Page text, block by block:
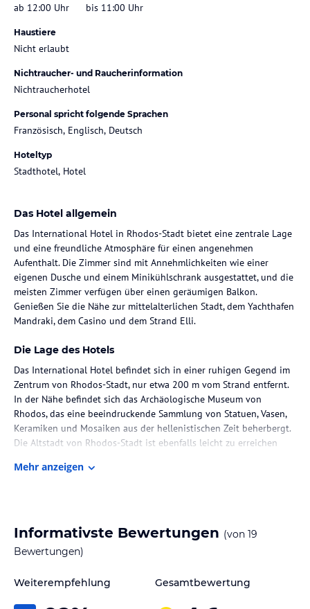
ab 12:00 Uhr bis 11:00 Uhr
Haustiere
Nicht erlaubt
Nichtraucher- und Raucherinformation
Nichtraucherhotel
Personal spricht folgende Sprachen
Französisch, Englisch, Deutsch
Hoteltyp
Stadthotel, Hotel
Das Hotel allgemein
Das International Hotel in Rhodos-Stadt bietet eine zentrale Lage
und eine freundliche Atmosphäre für einen angenehmen
Aufenthalt. Die Zimmer sind mit Annehmlichkeiten wie einer
eigenen Dusche und einem Minikühlschrank ausgestattet, und die
meisten Zimmer verfügen über einen geräumigen Balkon.
Genießen Sie die Nähe zur mittelalterlichen Stadt, dem Yachthafen
Mandraki, dem Casino und dem Strand Elli.
Die Lage des Hotels
Das International Hotel befindet sich in einer ruhigen Gegend im
Zentrum von Rhodos-Stadt, nur etwa 200 m vom Strand entfernt.
In der Nähe befindet sich das Archäologische Museum von
Rhodos, das eine beeindruckende Sammlung von Statuen, Vasen,
Keramiken und Mosaiken aus der hellenistischen Zeit beherbergt.
Die Altstadt von Rhodos-Stadt ist ebenfalls leicht zu erreichen
historischen Gebäuden.
über einen Aufzug erreichbar sind. Die Zimmer sind mit
Annehmlichkeiten wie Klimaanlage, TV, Radio, WLAN und einem
zudem einen Balkon oder eine Terrasse, auf der Sie entspannen
Mehr anzeigen
Informativste Bewertungen (von 19
Bewertungen)
Weiterempfehlung Gesamtbewertung